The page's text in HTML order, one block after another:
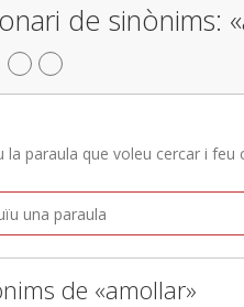
de sinònims:
la paraula que voleu cercar i feu
de «amollar»